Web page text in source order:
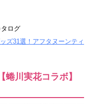
ログ
ズ31選！アフタヌーンティ
川実花コラボ】